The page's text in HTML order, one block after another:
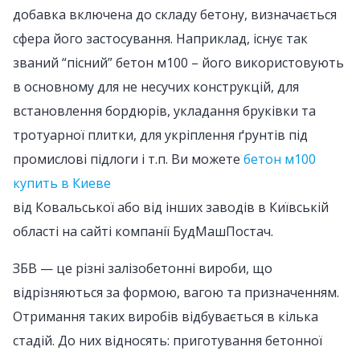
добавка включена до складу бетону, визначається
сфера його застосування. Наприклад, існує так
званий “пісний” бетон м100 – його використовують
в основному для не несучих конструкцій, для
встановлення бордюрів, укладання бруківки та
тротуарної плитки, для укріплення ґрунтів під
промислові підлоги і т.п. Ви можете бетон м100
купить в Киеве
від Ковальської або від інших заводів в Київській
області на сайті компанії БудМашПостач.
ЗБВ — це різні залізобетонні вироби, що
відрізняються за формою, вагою та призначенням.
Отримання таких виробів відбувається в кілька
стадій. До них відносять: приготування бетонної